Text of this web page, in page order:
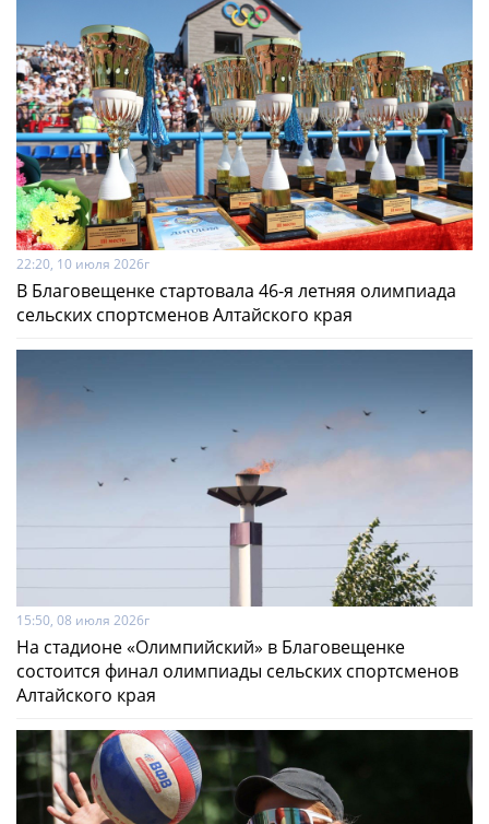
22:20, 10 июля 2026г
В Благовещенке стартовала 46-я летняя олимпиада
сельских спортсменов Алтайского края
15:50, 08 июля 2026г
На стадионе «Олимпийский» в Благовещенке
состоится финал олимпиады сельских спортсменов
Алтайского края